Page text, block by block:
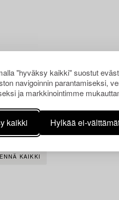
"hyväksy kaikki" suostut
navigoinnin parantamiseksi,
ja markkinointimme
kaikki Hylkää ei-
KAIKKI